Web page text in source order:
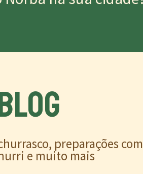
preparações com
e muito mais